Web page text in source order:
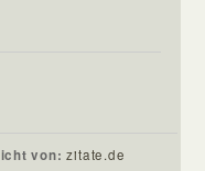
von:zitate.de